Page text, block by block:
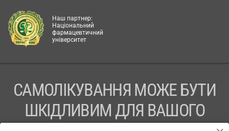
Наш партнер:
Національний
фармацевтичний
університет
САМОЛІКУВАННЯ МОЖЕ БУТИ
ШКІДЛИВИМ ДЛЯ ВАШОГО